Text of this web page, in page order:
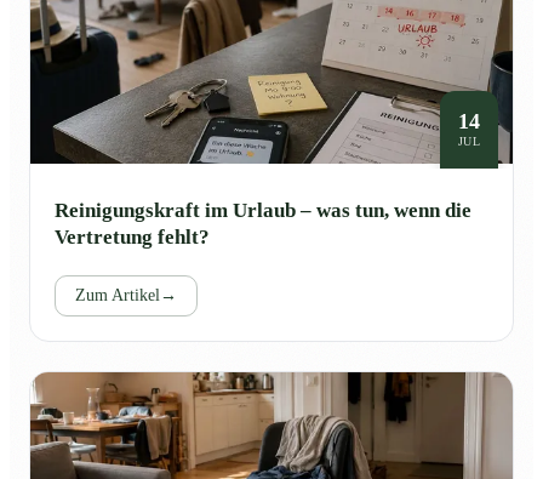
14
JUL
Reinigungskraft im Urlaub – was tun, wenn die
Vertretung fehlt?
Zum Artikel →